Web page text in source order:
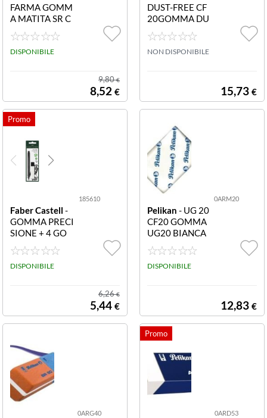
FARMA GOMM
A MATITA SR C
F6 PER CANCE
LLARE 300028
245 CF6 MATIT
DISPONIBILE
9,80€
8,52 €
DUST-FREE CF
20GOMMA DU
STFREE 18712
0 Gomma Dustf
ree bianca in vin
NON DISPONIBILE
15,73 €
185610
Faber Castell -
GOMMA PRECI
SIONE + 4 GO
MME RICAMBI
O 185610 BLIS
TER 1 GOMMA
DISPONIBILE
6,26€
5,44 €
0ARM20
Pelikan - UG 20
CF20 GOMMA
UG20 BIANCA
PANE 3000281
29 CF20 GOM
MA UG20 BIAN
DISPONIBILE
12,83 €
0ARG40 0ARD53